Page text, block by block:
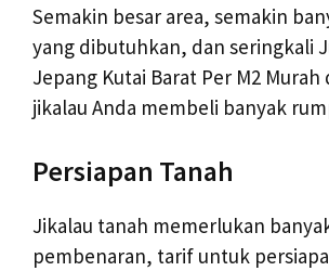
Semakin besar area, semakin
yang dibutuhkan, dan seringkali
Jepang Kutai Barat Per M2
jikalau Anda membeli banyak
Persiapan Tanah
Jikalau tanah memerlukan
pembenaran, tarif untuk